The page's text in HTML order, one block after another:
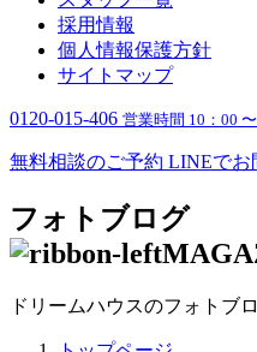
採用情報
個人情報保護方針
サイトマップ
0120-015-406 営業時間 10：00
無料相談のご予約 LINEでお
フォトブログ
ドリームハウスのフォトブ